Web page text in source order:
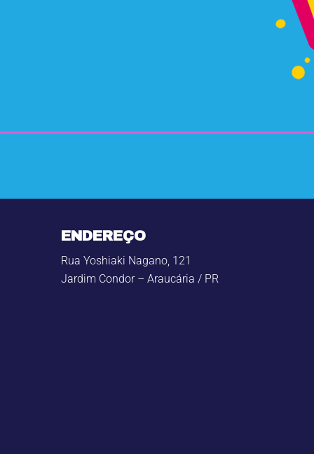
ENDEREÇO
Rua Yoshiaki Nagano, 121
Jardim Condor – Araucária / PR